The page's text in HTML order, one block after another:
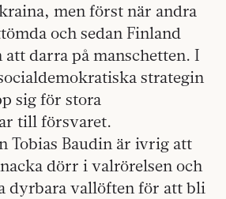
men först när andra
och sedan Finland
darra på manschetten. I
strategin
sig för stora
till försvaret.
Tobias Baudin är ivrig att
dörr i valrörelsen och
dyrbara vallöften för att bli